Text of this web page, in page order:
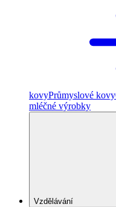
kovyPrůmyslové kovy
mléčné výrobky
Vzdělávání